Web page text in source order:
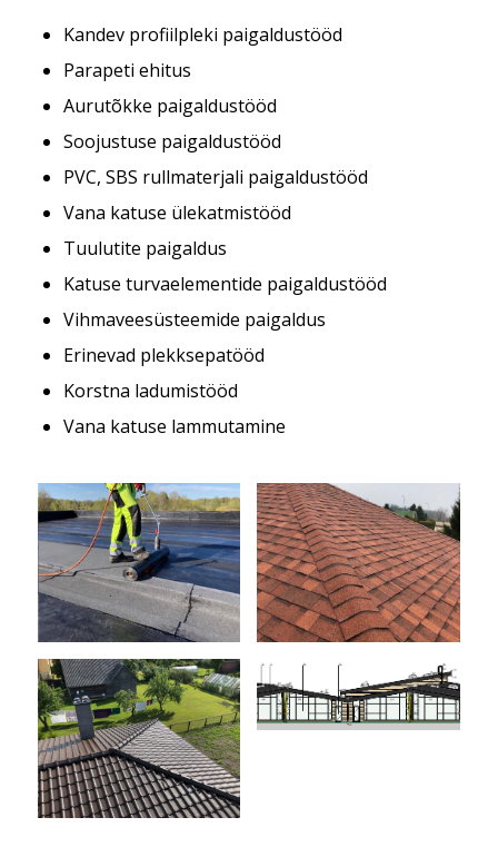
Kandev profiilpleki paigaldustööd
Parapeti ehitus
Aurutõkke paigaldustööd
Soojustuse paigaldustööd
PVC, SBS rullmaterjali paigaldustööd
Vana katuse ülekatmistööd
Tuulutite paigaldus
Katuse turvaelementide paigaldustööd
Vihmaveesüsteemide paigaldus
Erinevad plekksepatööd
Korstna ladumistööd
Vana katuse lammutamine